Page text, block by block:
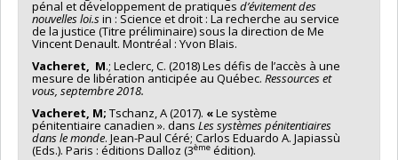
pénal et développement de pratiques d’évitement des
nouvelles loi.sin : Science et droit : La recherche au service
de la justice (Titre préliminaire) sous la direction de Me
Vincent Denault. Montréal : Yvon Blais.
Vacheret, M.; Leclerc, C. (2018) Les défis de l’accès à une
mesure de libération anticipée au Québec. Ressources et
vous, septembre 2018.
Vacheret, M; Tschanz, A (2017). «Le système
pénitentiaire canadien ». dans Les systèmes pénitentiaires
dansle monde. Jean-Paul Céré; Carlos Eduardo A. Japiassù
(Eds.). Paris : éditions Dalloz (3ème édition).